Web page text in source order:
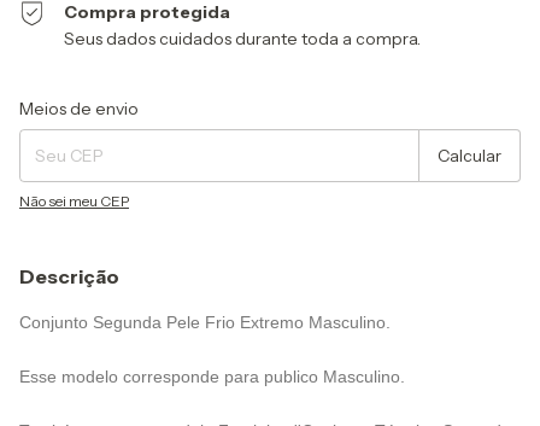
Compra protegida
Seus dados cuidados durante toda a compra.
Entregas para o CEP:
Meios de envio
Calcular
Não sei meu CEP
Descrição
Conjunto Segunda Pele Frio Extremo Masculino.
Esse modelo corresponde para publico Masculino.